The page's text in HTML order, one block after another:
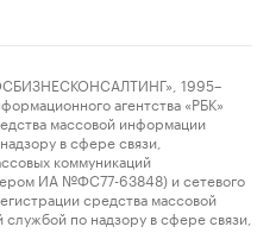
1995–
агентства «РБК»
массовой информации
в сфере связи,
коммуникаций
ИА №ФС77-63848) и сетевого
средства массовой
по надзору в сфере связи,